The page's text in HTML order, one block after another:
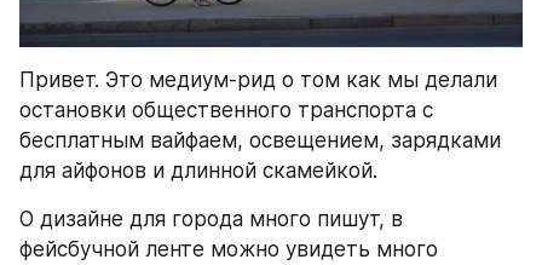
Привет. Это медиум-рид о том как мы делали
остановки общественного транспорта с
бесплатным вайфаем, освещением, зарядками
для айфонов и длинной скамейкой.
О дизайне для города много пишут, в
фейсбучной ленте можно увидеть много